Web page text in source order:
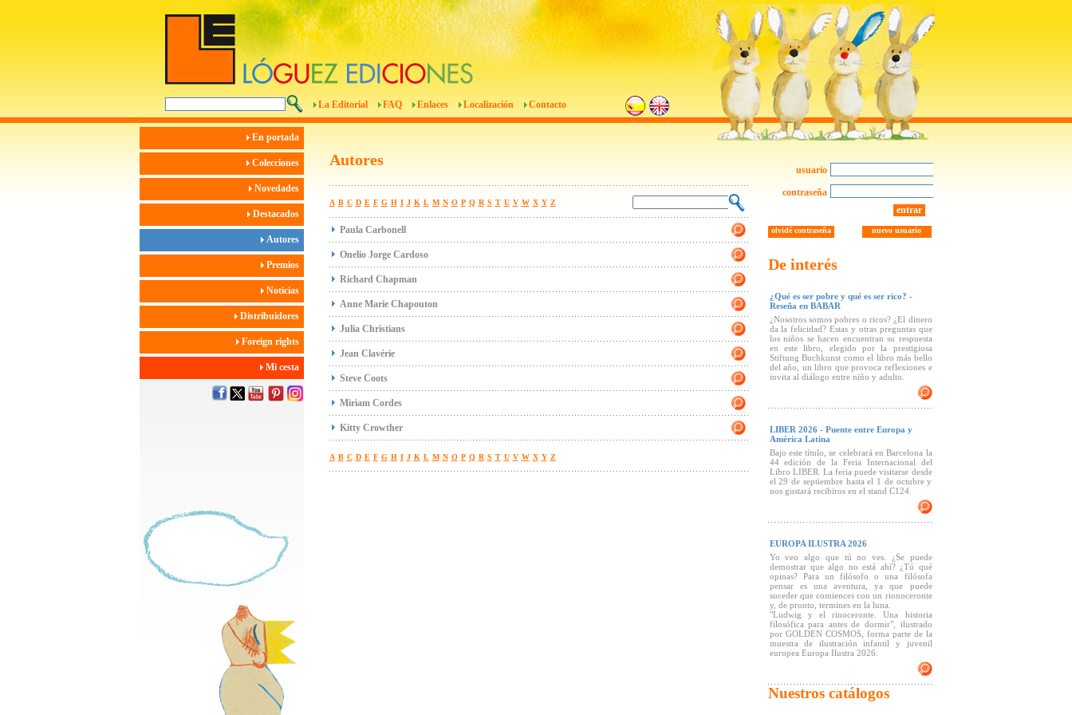
La Editorial FAQ Enlaces Localización Contacto
En portada
Colecciones
Novedades
Destacados
Autores
Premios
Noticias
Distribuidores
Foreign rights
Mi cesta
Autores
A B C D E F G H I J K L M N O P Q R S T U V W X Y Z
Paula Carbonell
Onelio Jorge Cardoso
Richard Chapman
Anne Marie Chapouton
Julia Christians
Jean Clavérie
Steve Coots
Miriam Cordes
Kitty Crowther
A B C D E F G H I J K L M N O P Q R S T U V W X Y Z
usuario
contraseña
entrar
nuevo usuario
olvidé contraseña
De interés
¿Qué es ser pobre y qué es ser rico? -
Reseña en BABAR
¿Nosotros somos pobres o ricos? ¿El dinero
da la felicidad? Estas y otras preguntas que
los niños se hacen encuentran su respuesta
en este libro, elegido por la prestigiosa
Stiftung Buchkunst como el libro más bello
del año, un libro que provoca reflexiones e
invita al diálogo entre niño y adulto.
LIBER 2026 - Puente entre Europa y
América Latina
Bajo este título, se celebrará en Barcelona la
44 edición de la Feria Internacional del
Libro LIBER. La feria puede visitarse desde
el 29 de septiembre hasta el 1 de octubre y
nos gustará recibiros en el stand C124.
EUROPA ILUSTRA 2026
Yo veo algo que tú no ves. ¿Se puede
demostrar que algo no está ahí? ¿Tú qué
opinas? Para un filósofo o una filósofa
pensar es una aventura, ya que puede
suceder que comiences con un rionoceronte
y, de pronto, termines en la luna.
"Ludwig y el rinoceronte. Una historia
filosófica para antes de dormir", ilustrado
por GOLDEN COSMOS, forma parte de la
muestra de ilustración infantil y juvenil
europea Europa Ilustra 2026.
Nuestros catálogos